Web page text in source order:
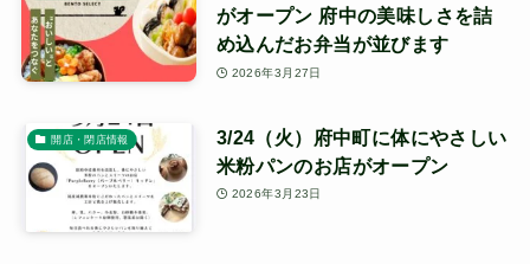
がオープン 府中の美味しさを詰
め込んだお弁当が並びます
2026年3月27日
開店・閉店情報
3/24（火）府中町に体にやさしい
米粉パンのお店がオープン
2026年3月23日